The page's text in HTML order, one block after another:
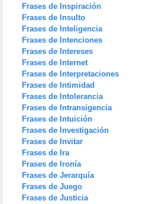
Frases de Inspiración
Frases de Insulto
Frases de Inteligencia
Frases de Intenciones
Frases de Intereses
Frases de Internet
Frases de Interpretaciones
Frases de Intimidad
Frases de Intolerancia
Frases de Intransigencia
Frases de Intuición
Frases de Investigación
Frases de Invitar
Frases de Ira
Frases de Ironía
Frases de Jerarquía
Frases de Juego
Frases de Justicia